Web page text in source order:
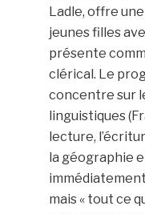
Ladle, offre
jeunes filles
présente
clérical. Le
concentre sur
linguistiques
lecture,
la géographie
mais « tout ce